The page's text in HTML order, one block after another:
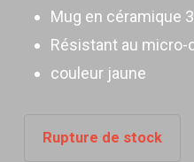
Mug en céramique
Résistant au micro-
couleur jaune
Rupture de stock